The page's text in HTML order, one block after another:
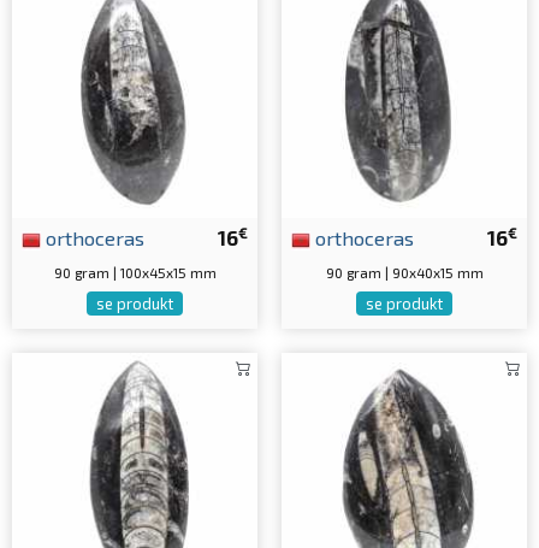
16€
orthoceras
90 gram | 100x45x15 mm
se produkt
16€
orthoceras
90 gram | 90x40x15 mm
se produkt